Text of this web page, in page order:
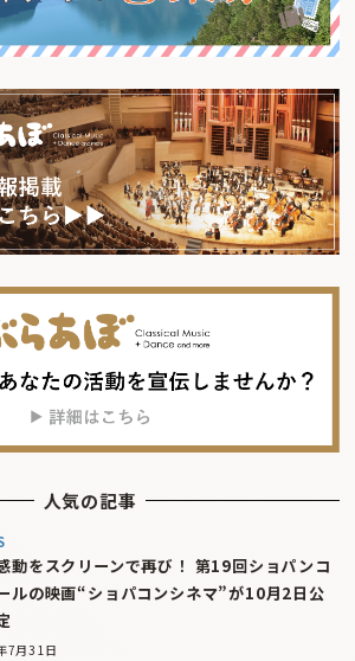
人気の記事
動をスクリーンで再び！ 第19回ショパンコ
ルの映画“ショパコンシネマ”が10月2日公
7月31日